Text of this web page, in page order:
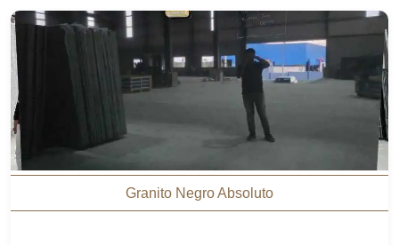
Granito Negro Absoluto